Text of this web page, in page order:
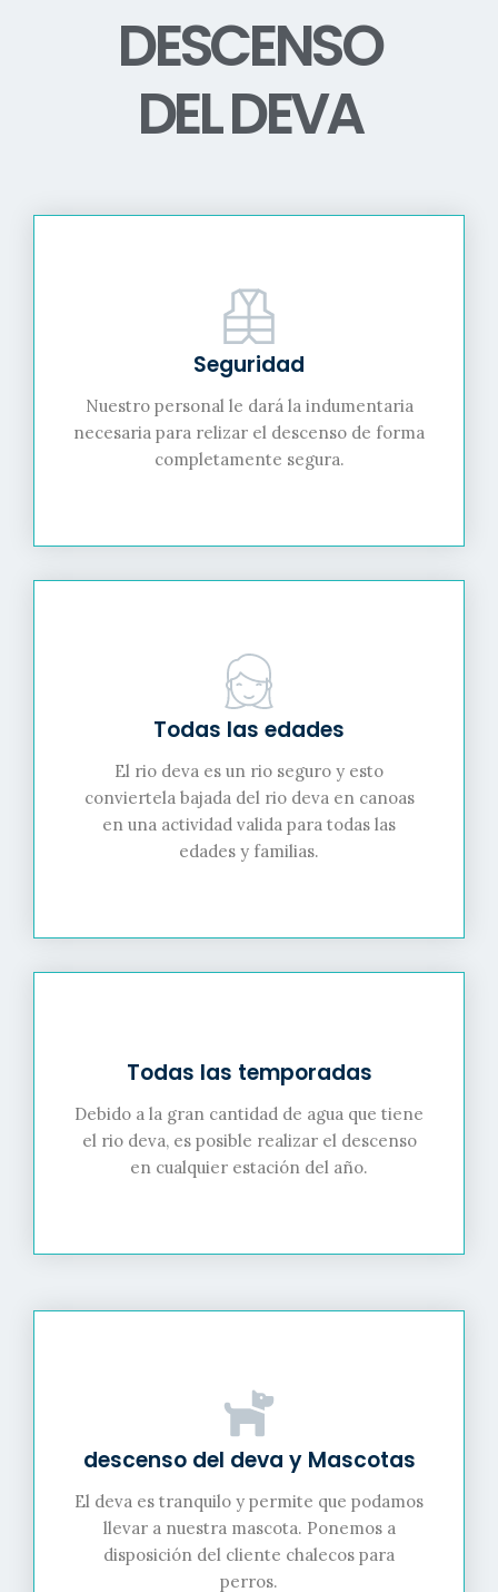
DESCENSO
DEL DEVA
Seguridad
Nuestro personal le dará la indumentaria
necesaria para relizar el descenso de forma
completamente segura.
Todas las edades
El rio deva es un rio seguro y esto
conviertela bajada del rio deva en canoas
en una actividad valida para todas las
edades y familias.
Todas las temporadas
Debido a la gran cantidad de agua que tiene
el rio deva, es posible realizar el descenso
en cualquier estación del año.
descenso del deva y Mascotas
El deva es tranquilo y permite que podamos
llevar a nuestra mascota. Ponemos a
disposición del cliente chalecos para
perros.